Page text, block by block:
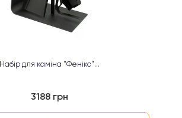
Набір для каміна "Фенікс"...
3188 грн